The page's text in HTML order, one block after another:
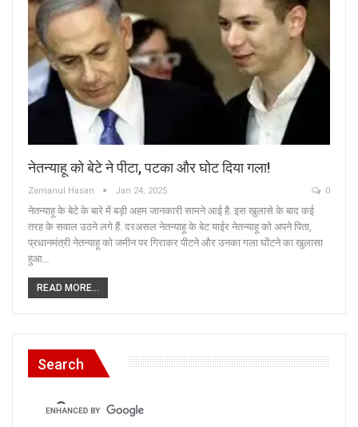
नेतन्याहू को बेटे ने पीटा, पटका और घोट दिया गला!
Zamanul Hasan Jan 24, 2025 0
नेतन्याहू के बेटे के बारे में बड़ी अहम जानकारी सामने आई है. इस खुलासे के बाद कई
तरह के सवाल उठने लगे हैं. दरअसल नेतन्याहू के बेट याईर नेतन्याहू को अपने पिता,
प्रधानमंत्री नेतन्याहू को जमीन पर गिराकर पीटने और उनका गला घोंटने का खुलासा
हुआ…
READ MORE...
Search